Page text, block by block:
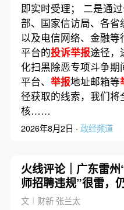
即实时受理； 二是通
部、国家信访局、各省
以及电信网络、金融
平台的投诉举报途径，
化扫黑除恶专项斗争期
平台、 举报地址邮箱等
径获取的线索，我们将
核……
2026年8月2日 · 政经频道
火线评论｜广东雷州
师招聘违规”很雷，
疑点
文｜财新 张兰太